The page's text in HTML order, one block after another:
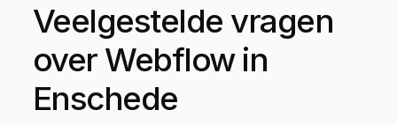
Veelgestelde vragen
over Webflow in
Enschede